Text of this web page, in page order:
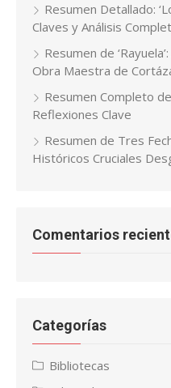
Resumen Detallado:
Claves y Análisis
Resumen de
Obra Maestra de
Resumen Completo
Reflexiones Clave
Resumen de Tres
Históricos Cruciales
Comentarios
Categorías
Bibliotecas